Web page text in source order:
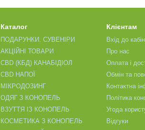
Каталог
ПОДАРУНКИ. СУВЕНІРИ
АКЦІЙНІ ТОВАРИ
CBD (КБД) КАНАБІДІОЛ
CBD НАПОЇ
МІКРОДОЗИНГ
ОДЯГ З КОНОПЕЛЬ
ВЗУТТЯ ІЗ КОНОПЕЛЬ
КОСМЕТИКА З КОНОПЕЛЬ
Клієнтам
Вхід до
Про нас
Оплата і
Обмін та
Контактна
Політика
Угода
Відгуки